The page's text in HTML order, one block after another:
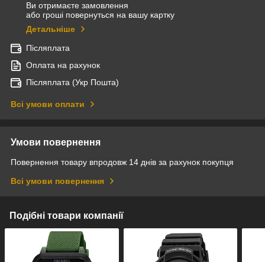
Ви отримаєте замовлення
або гроші повернуться на вашу картку
Детальніше
Післяплата
Оплата на рахунок
Післяплата (Укр Пошта)
Всі умови оплати
Умови повернення
Повернення товару впродовж 14 днів за рахунок покупця
Всі умови повернення
Подібні товари компанії